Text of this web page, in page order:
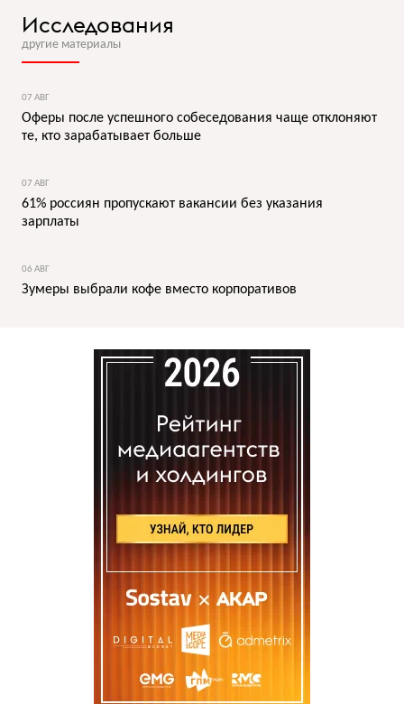
Исследования
другие материалы
07 АВГ
Оферы после успешного собеседования чаще отклоняют
те, кто зарабатывает больше
07 АВГ
61% россиян пропускают вакансии без указания
зарплаты
06 АВГ
Зумеры выбрали кофе вместо корпоративов